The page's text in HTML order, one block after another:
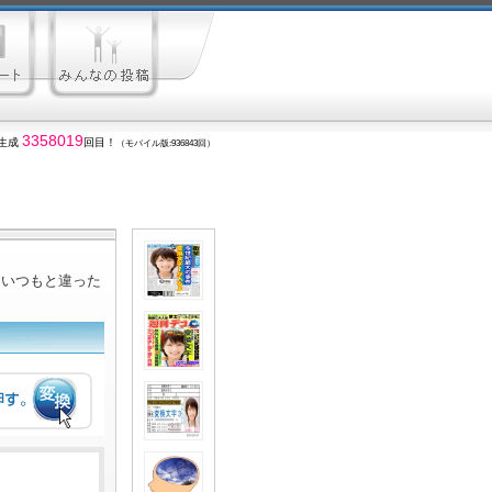
成 3358019回目！ （モバイル版:936843回）
つもと違った